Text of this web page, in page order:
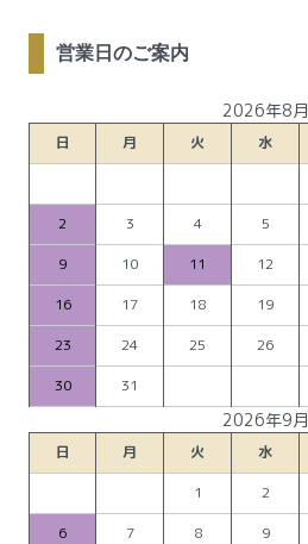
営業日のご案内
2026年8月
日 月 火 水
2
3 4 5
9
10 11 12
16
17 18 19
23
24 25 26
30
31
2026年9月
日 月 火 水
1
2
6
7 8 9